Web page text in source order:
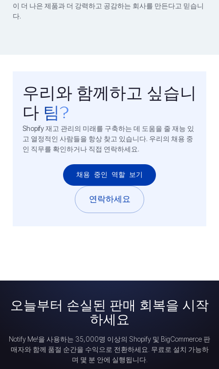
이 더 나은 제품과 더 강력하고 공감하는 회사를 만든다고 믿습니
다.
우리와 함께하고 싶습니
다 팀?
Shopify 재고 관리의 미래를 구축하는 데 도움을 줄 재능 있
고 열정적인 사람들을 항상 찾고 있습니다. 우리의 채용 중
인 직무를 확인하거나 직접 연락하세요.
채용 중인 역할 보기
연락하세요
오늘부터 손실된 판매 회복을 시작
하세요
Notify Me!을 사용하는 35,000명 이상의 Shopify 및 BigCommerce 판
매자와 함께 품절 순간을 수익으로 전환하세요. 무료로 설치 가능하
며 몇 분 안에 실행됩니다.